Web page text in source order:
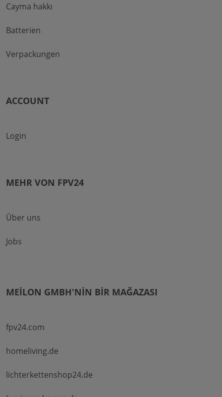
Cayma hakkı
Batterien
Verpackungen
ACCOUNT
Login
MEHR VON FPV24
Über uns
Jobs
MEILON GMBH'NIN BIR MAĞAZASI
fpv24.com
homeliving.de
lichterkettenshop24.de